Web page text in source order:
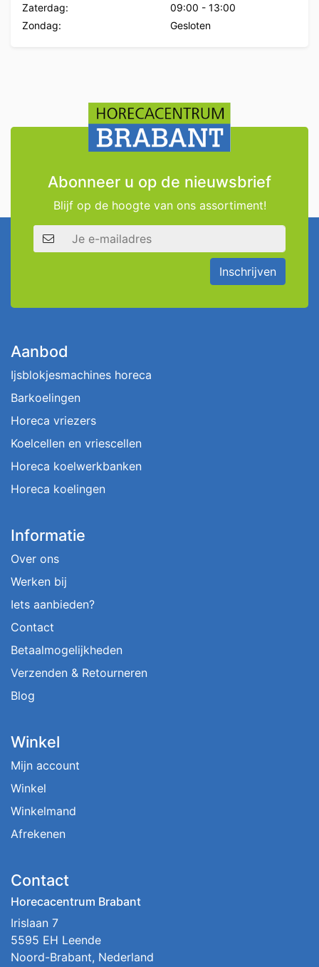
Zaterdag:
09:00 - 13:00
Zondag:
Gesloten
Abonneer u op de nieuwsbrief
Blijf op de hoogte van ons assortiment!
E-mailadres
Inschrijven
Aanbod
Ijsblokjesmachines horeca
Barkoelingen
Horeca vriezers
Koelcellen en vriescellen
Horeca koelwerkbanken
Horeca koelingen
Informatie
Over ons
Werken bij
Iets aanbieden?
Contact
Betaalmogelijkheden
Verzenden & Retourneren
Blog
Winkel
Mijn account
Winkel
Winkelmand
Afrekenen
Contact
Horecacentrum Brabant
Irislaan 7
5595 EH Leende
Noord-Brabant, Nederland